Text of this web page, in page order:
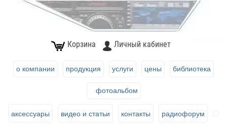
Корзина Личный кабинет
о компании продукция услуги цены библиотека
фотоальбом
аксессуары видео и статьи контакты радиофорум